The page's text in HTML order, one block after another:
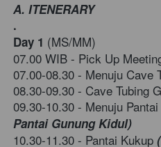
A. ITENERARY
.
Day 1 (MS/MM)
07.00 WIB - Pick Up
07.00-08.30 - Menuju Cave
08.30-09.30 - Cave Tubing
09.30-10.30 - Menuju
Pantai Gunung Kidul)
10.30-11.30 - Pantai Kukup